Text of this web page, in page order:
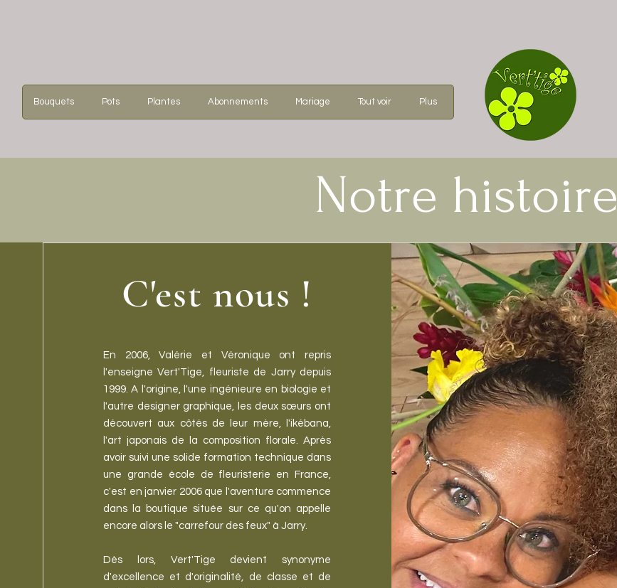
Bouquets Pots Plantes Abonnements Mariage Tout voir Plus
Notre histoire
C'est nous !
En 2006, Valérie et Véronique ont repris
l'enseigne Vert'Tige, fleuriste de Jarry depuis
1999. A l'origine, l'une ingénieure en biologie et
l'autre designer graphique, les deux sœurs ont
découvert aux côtés de leur mère, l'ikébana,
l'art japonais de la composition florale. Après
avoir suivi une solide formation technique dans
une grande école de fleuristerie en France,
c'est en janvier 2006 que l'aventure commence
dans la boutique située sur ce qu'on appelle
encore alors le "carrefour des feux" à Jarry.
Dès lors, Vert'Tige devient synonyme
d'excellence et d'originalité, de classe et de